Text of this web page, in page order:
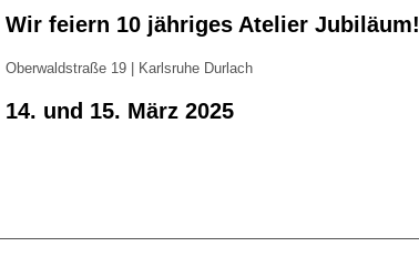
Wir feiern 10 jähriges Atelier Jubiläum!
Oberwaldstraße 19 | Karlsruhe Durlach
14. und 15. März 2025